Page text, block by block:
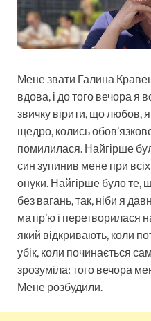
Мене звати Галина
вдова, і до того вечора
звичку вірити, що любов,
щедро, колись
помилилася. Найгірше
син зупинив мене при
онуки. Найгірше було те,
без вагань, так, ніби я
матір’ю і перетворилася
який відкривають, коли
убік, коли починається
зрозуміла: того вечора
Мене розбудили.